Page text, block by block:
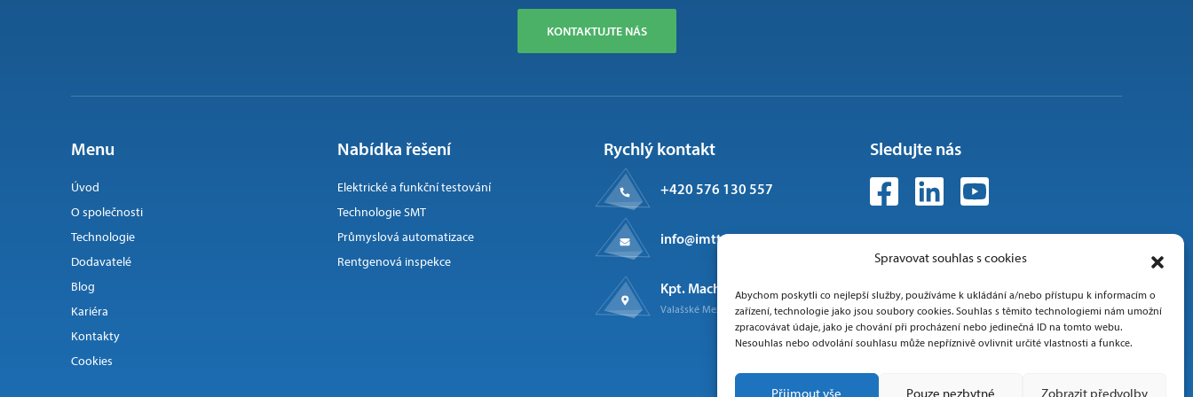
Spravovat souhlas s cookies
Abychom poskytli co nejlepší služby, používáme k ukládání a/nebo přístupu k informacím o
zařízení, technologie jako jsou soubory cookies. Souhlas s těmito technologiemi nám umožní
zpracovávat údaje, jako je chování při procházení nebo jedinečná ID na tomto webu.
Nesouhlas nebo odvolání souhlasu může nepříznivě ovlivnit určité vlastnosti a funkce.
Přijmout vše Pouze nezbytné Zobrazit předvolby
KONTAKTUJTE NÁS
Menu
Úvod
O společnosti
Technologie
Dodavatelé
Blog
Kariéra
Kontakty
Cookies
Nabídka řešení
Elektrické a funkční testování
Technologie SMT
Průmyslová automatizace
Rentgenová inspekce
Rychlý kontakt
+420 576 130 557
info@imtts.cz
Kpt. Macha 1371
Valašské Meziříčí, 757 01
Sledujte nás